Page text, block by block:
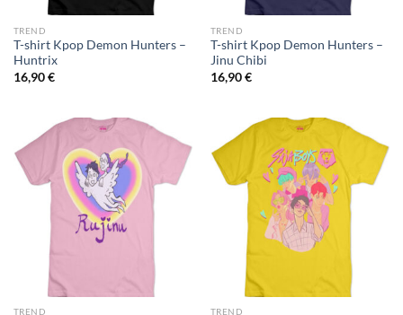
TREND
T-shirt Kpop Demon Hunters –
Huntrix
16,90€
TREND
T-shirt Kpop Demon Hunters –
Jinu Chibi
16,90€
TREND TREND